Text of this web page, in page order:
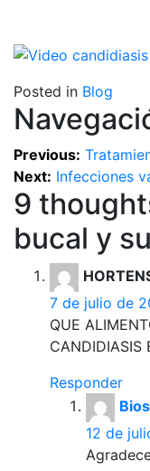
Posted in Blog
Previous:
Next: Infecciones
9
bucal y
7 de julio de
QUE
CANDIDIASIS
Responder
12 de